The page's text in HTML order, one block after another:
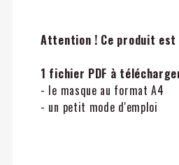
Attention ! Ce produit est
1 fichier PDF à
- le masque au format A4
- un petit mode d'emploi